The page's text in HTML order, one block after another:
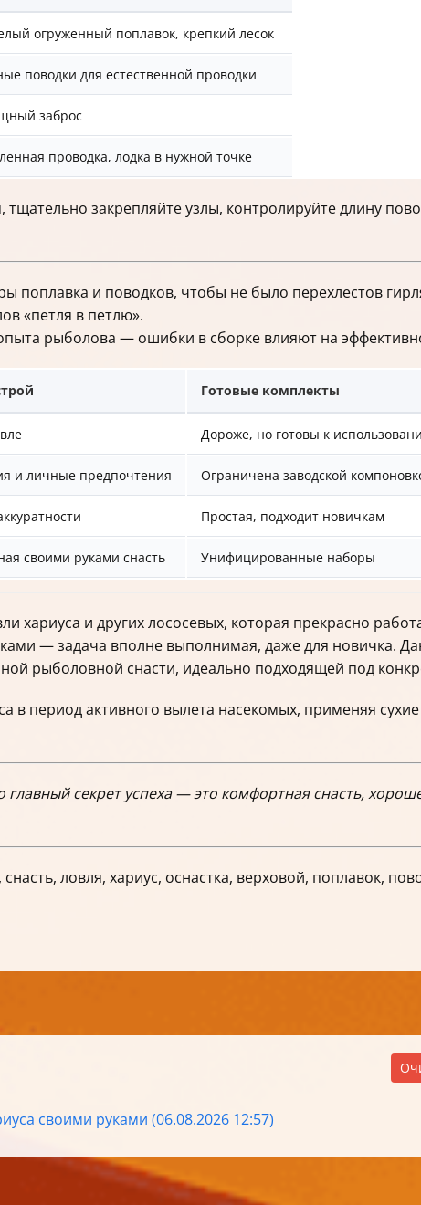
огруженный поплавок, крепкий лесок
поводки для естественной проводки
заброс
проводка, лодка в нужной точке
закрепляйте узлы, контролируйте длину
поплавка и поводков, чтобы не было перехлестов
«петля в петлю».
рыболова — ошибки в сборке влияют на
Готовые комплекты
Дороже, но готовы к
и личные предпочтения Ограничена заводской
Простая, подходит новичкам
своими руками снасть Унифицированные наборы
хариуса и других лососевых, которая прекрасно
— задача вполне выполнимая, даже для новичка.
рыболовной снасти, идеально подходящей под
в период активного вылета насекомых, применяя
секрет успеха — это комфортная снасть,
ловля, хариус, оснастка, верховой, поплавок,
своими руками (06.08.2026 12:57)